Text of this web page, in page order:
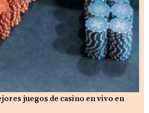
juegos de casino en vivo en